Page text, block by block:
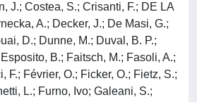
J.; Costea, S.; Crisanti, F.; DE LA
A.; Decker, J.; De Masi, G.;
D.; Dunne, M.; Duval, B. P.;
B.; Faitsch, M.; Fasoli, A.;
F.; Février, O.; Ficker, O.; Fietz, S.;
L.; Furno, Ivo; Galeani, S.;